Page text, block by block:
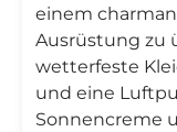
einem
Ausrüstung zu
wetterfeste
und eine
Sonnencreme